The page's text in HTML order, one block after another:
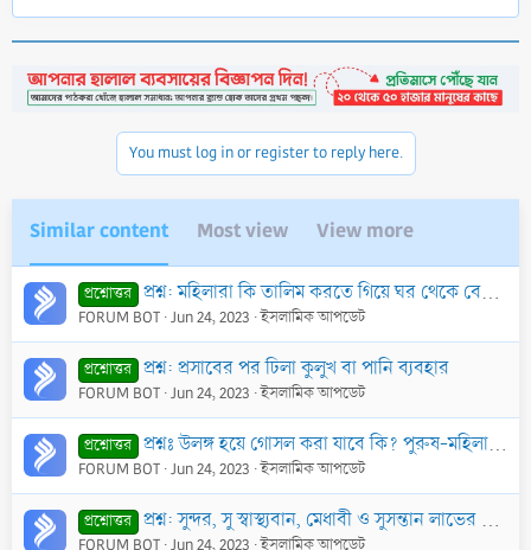
You must log in or register to reply here.
Similar content Most view View more
প্রশ্নোত্তর প্রশ্ন: মহিলারা কি তালিম করতে গিয়ে ঘর থেকে বের হতে পারবে ? তারা কিভাবে দ্বীন প্রচার করবে ?
FORUM BOT Jun 24, 2023 ইসলামিক আপডেট
প্রশ্নোত্তর প্রশ্ন: প্রসাবের পর ঢিলা কুলুখ বা পানি ব্যবহার
FORUM BOT Jun 24, 2023 ইসলামিক আপডেট
প্রশ্নোত্তর প্রশ্নঃ উলঙ্গ হয়ে গোসল করা যাবে কি? পুরুষ-মহিলা উলঙ্গ গোসলের ক্ষেত্রে ইসলাম কি বলে?
FORUM BOT Jun 24, 2023 ইসলামিক আপডেট
প্রশ্নোত্তর প্রশ্ন: সুন্দর, সু স্বাস্থ্যবান, মেধাবী ও সুসন্তান লাভের উদ্দেশ্যে গর্ভাবস্থায় কুরআনের বিশেষ বিশেষ সূরা পড়ার আমল কি?
FORUM BOT Jun 24, 2023 ইসলামিক আপডেট